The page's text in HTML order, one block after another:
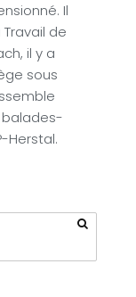
Il
de
il y a
sous
balades-
Herstal.